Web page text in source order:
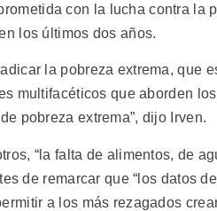
con la lucha contra la
los últimos dos años.
la pobreza extrema, que
multifacéticos que aborden
pobreza extrema”, dijo Irven.
“la falta de alimentos, de
de remarcar que “los datos
a los más rezagados